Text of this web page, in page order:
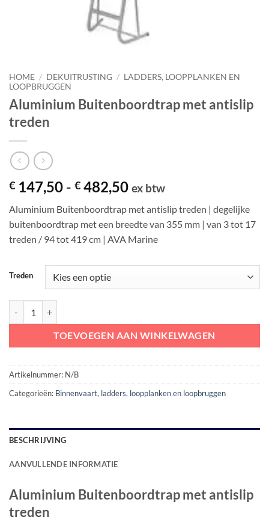
HOME / DEKUITRUSTING / LADDERS, LOOPPLANKEN EN
LOOPBRUGGEN
Aluminium Buitenboordtrap met antislip
treden
€ 147,50 - € 482,50Prijsklasse:
tot
€ 482,50
ex btw
Aluminium Buitenboordtrap met antislip treden | degelijke
buitenboordtrap met een breedte van 355 mm | van 3 tot 17
treden / 94 tot 419 cm | AVA Marine
Treden
TOEVOEGEN AAN WINKELWAGEN
Artikelnummer: N/B
Categorieën: Binnenvaart, ladders, loopplanken en loopbruggen
BESCHRIJVING
AANVULLENDE INFORMATIE
Aluminium Buitenboordtrap met antislip
treden